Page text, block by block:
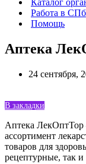
Каталог
Работа в СПб
Помощь
Аптека
24 сентября,
В закладки
Аптека ЛекОптТор
ассортимент
товаров для
рецептурные, так